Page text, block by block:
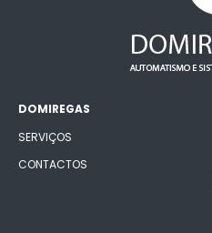
DOMIREGAS
SERVIÇOS
CONTACTOS